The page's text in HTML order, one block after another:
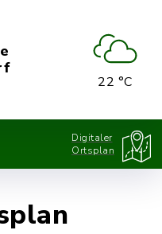
22 °C
Digitaler
Ortsplan